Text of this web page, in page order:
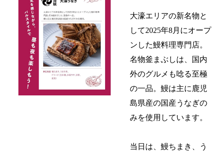
大濠エリアの新名物と
して2025年8月にオープ
ンした鰻料理専門店。
名物釜まぶしは、国内
外のグルメも唸る至極
の一品。鰻は主に鹿児
島県産の国産うなぎの
みを使用しています。
当日は、鰻ちまき、う